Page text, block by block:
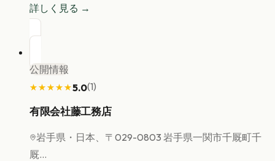
詳しく見る →
公開情報
★★★★★
★★★★★5.0(1)
有限会社藤工務店
岩手県 ・日本、〒029-0803 岩手県一関市千厩町千
厩...